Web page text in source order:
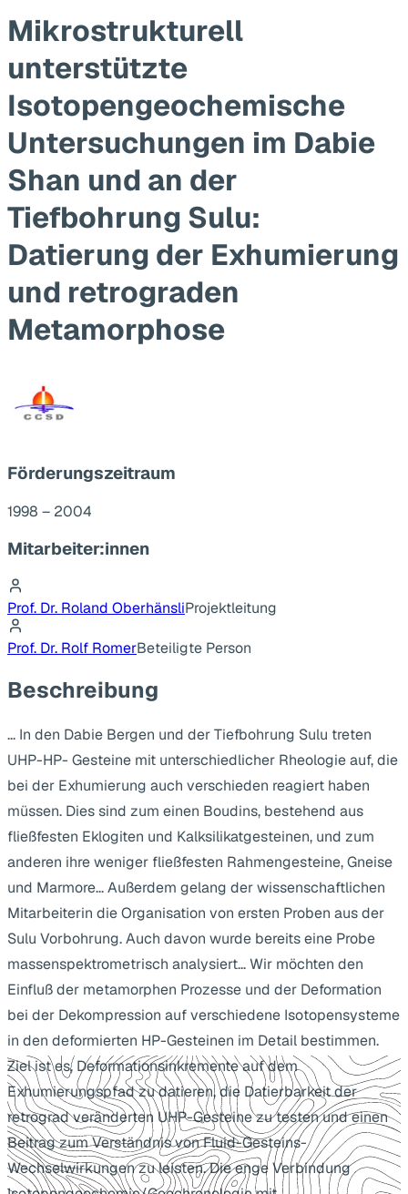
Mikrostrukturell
unterstützte
Isotopengeochemische
Untersuchungen im Dabie
Shan und an der
Tiefbohrung Sulu:
Datierung der Exhumierung
und retrograden
Metamorphose
Förderungszeitraum
1998 – 2004
Mitarbeiter:innen
Prof. Dr. Roland OberhänsliProjektleitung
Prof. Dr. Rolf RomerBeteiligte Person
Beschreibung
... In den Dabie Bergen und der Tiefbohrung Sulu treten
UHP-HP- Gesteine mit unterschiedlicher Rheologie auf, die
bei der Exhumierung auch verschieden reagiert haben
müssen. Dies sind zum einen Boudins, bestehend aus
fließfesten Eklogiten und Kalksilikatgesteinen, und zum
anderen ihre weniger fließfesten Rahmengesteine, Gneise
und Marmore... Außerdem gelang der wissenschaftlichen
Mitarbeiterin die Organisation von ersten Proben aus der
Sulu Vorbohrung. Auch davon wurde bereits eine Probe
massenspektrometrisch analysiert... Wir möchten den
Einfluß der metamorphen Prozesse und der Deformation
bei der Dekompression auf verschiedene Isotopensysteme
in den deformierten HP-Gesteinen im Detail bestimmen.
Ziel ist es, Deformationsinkremente auf dem
Exhumierungspfad zu datieren, die Datierbarkeit der
retrograd veränderten UHP-Gesteine zu testen und einen
Beitrag zum Verständnis von Fluid-Gesteins-
Wechselwirkungen zu leisten. Die enge Verbindung